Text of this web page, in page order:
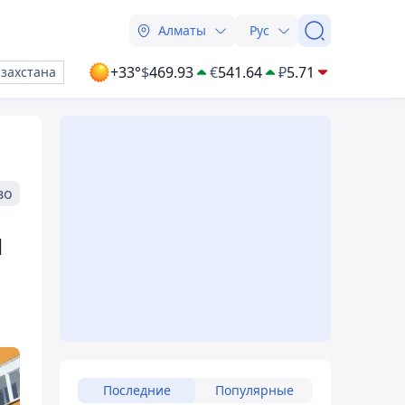
Алматы Рус
+33°$469.93 €541.64 ₽5.71
Последние Популярные